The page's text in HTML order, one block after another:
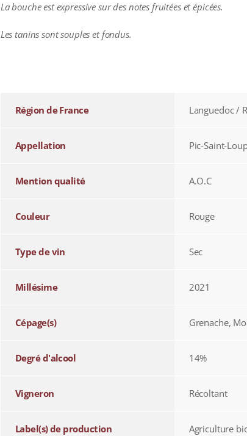
La bouche est expressive sur des notes fruitées et épicées.
Les tanins sont souples et fondus.
Région de France Languedoc /
Appellation Pic-Saint-
Mention qualité A.O.C
Couleur Rouge
Type de vin Sec
Millésime 2021
Cépage(s) Grenache,
Degré d'alcool 14%
Vigneron Récoltant
Label(s) de production Agriculture